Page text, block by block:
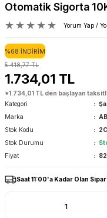
Otomatik Sigorta
Yorum Yap /
%68 İNDİRİM
5.418,77 TL
1.734,01 TL
*1.734,01 TL den başlayan
Kategori
Marka
Stok Kodu
Stok Durumu
Fiyat
Saat 11:00'a Kadar Olan